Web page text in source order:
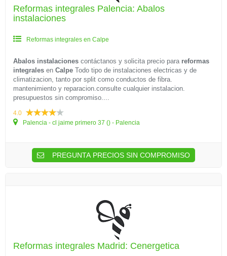
Reformas integrales Palencia: Abalos
instalaciones
Reformas integrales en Calpe
Abalos instalaciones contáctanos y solicita precio para reformas
integrales en Calpe Todo tipo de instalaciones electricas y de
climatizacion, tanto por split como conductos de fibra.
mantenimiento y reparacion.consulte cualquier instalacion.
presupuestos sin compromiso....
4.0
Palencia - cl jaime primero 37 () - Palencia
PREGUNTA PRECIOS SIN COMPROMISO
Reformas integrales Madrid: Cenergetica